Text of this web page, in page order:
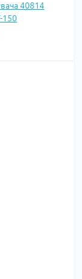
40814
150